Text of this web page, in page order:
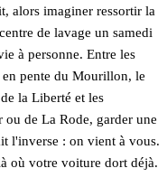
alors imaginer ressortir la
de lavage un samedi
à personne. Entre les
pente du Mourillon, le
la Liberté et les
ou de La Rode, garder une
l'inverse : on vient à vous.
où votre voiture dort déjà.